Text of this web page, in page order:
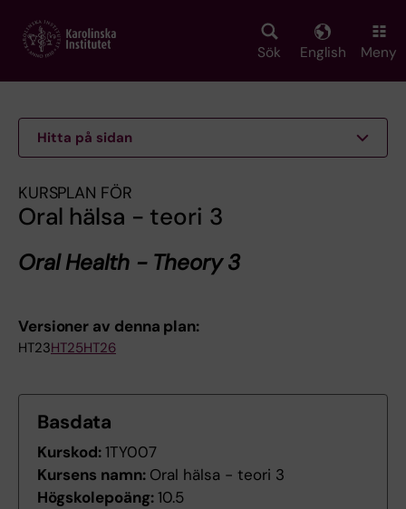
main
Sök English Meny
Hitta på sidan
KURSPLAN FÖR
Oral hälsa - teori 3
Oral Health - Theory 3
Versioner av denna plan:
HT23HT25HT26
Basdata
Kurskod:1TY007
Kursens namn: Oral hälsa - teori 3
Högskolepoäng:10.5